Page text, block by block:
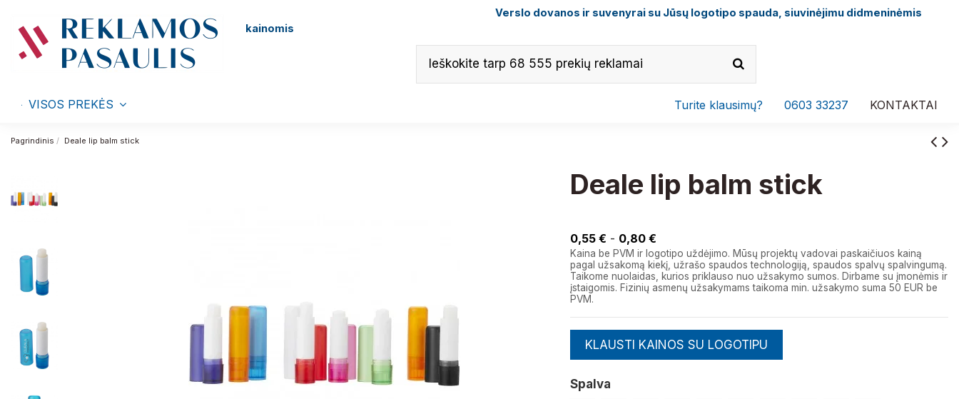
Verslo dovanos ir suvenyrai su Jūsų logotipo spauda, siuvinėjimu didmeninėmis
kainomis
VISOS PREKĖS KONTAKTAI
0603 33237
Turite klausimų?
Pagrindinis Deale lip balm stick
Deale lip balm stick
0,55 € - 0,80 €
Kaina be PVM ir logotipo uždėjimo. Mūsų projektų vadovai paskaičiuos kainą
pagal užsakomą kiekį, užrašo spaudos technologiją, spaudos spalvų spalvingumą.
Taikome nuolaidas, kurios priklauso nuo užsakymo sumos. Dirbame su įmonėmis ir
įstaigomis. Fizinių asmenų užsakymams taikoma min. užsakymo suma 50 EUR be
PVM.
KLAUSTI KAINOS SU LOGOTIPU
Spalva